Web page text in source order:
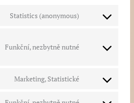
Statistics (anonymous)
Funkční, nezbytně nutné
Marketing, Statistické